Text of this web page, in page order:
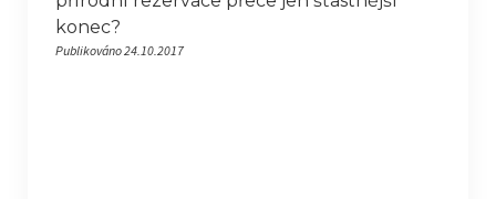
konec?
Publikováno 24.10.2017